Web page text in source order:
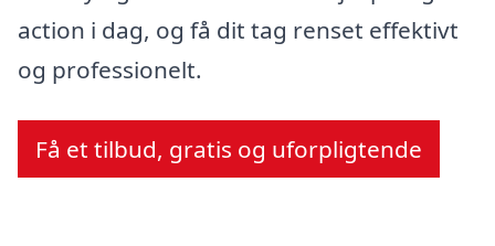
action i dag, og få dit tag renset effektivt
og professionelt.
Få et tilbud, gratis og uforpligtende